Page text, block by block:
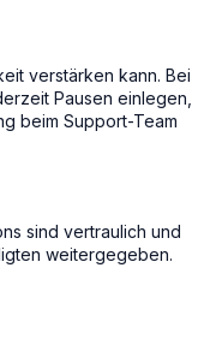
verstärken kann. Bei
Pausen einlegen,
beim Support-Team
sind vertraulich und
weitergegeben.